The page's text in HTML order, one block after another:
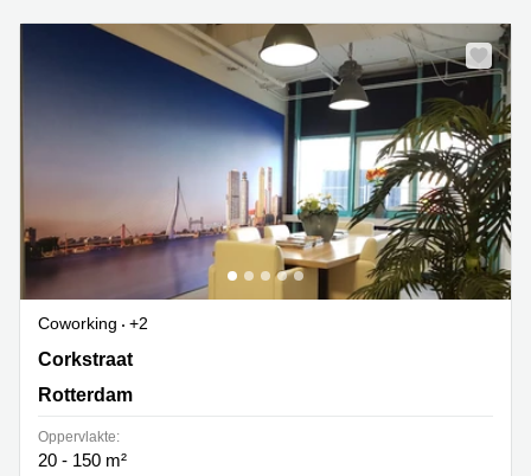
Coworking
+2
Corkstraat 46, Rotterdam
Corkstraat
Rotterdam
Oppervlakte:
20 - 150 m²